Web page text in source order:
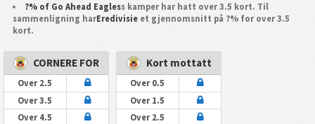
?% of Go Ahead Eagless kamper har hatt over 3.5 kort. Til
sammenligning harEredivisieet gjennomsnitt på ?% for over 3.5
kort.
CORNERE FOR
Over 2.5
Over 3.5
Over 4.5
Kort mottatt
Over 0.5
Over 1.5
Over 2.5